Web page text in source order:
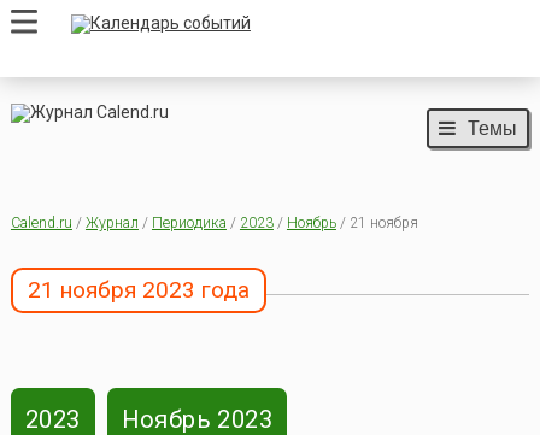
Темы
Calend.ru / Журнал / Периодика / 2023/ Ноябрь/ 21 ноября
21 ноября 2023 года
2023 Ноябрь 2023